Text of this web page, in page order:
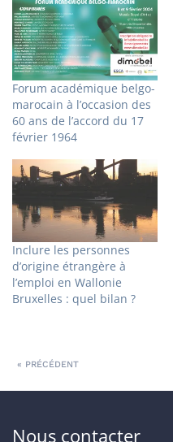
Forum académique belgo-
marocain à l’occasion des
60 ans de l’accord du 17
février 1964
Inclure les personnes
d’origine étrangère à
l’emploi en Wallonie
Bruxelles : quel bilan ?
« PRÉCÉDENT
Nous contacter